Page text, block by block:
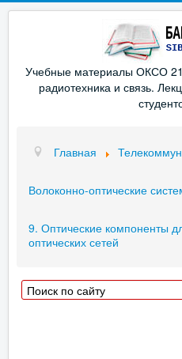
Учебные материалы ОКСО
радиотехника и связь.
Главная
Волоконно-оптические
9. Оптические компоненты
оптических сетей